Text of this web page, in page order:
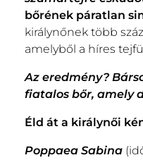
bőrének páratlan
királynőnek több
amelyből a híres
Az eredmény?
fiatalos bőr, amely
Éld át a királynői
Poppaea Sabina